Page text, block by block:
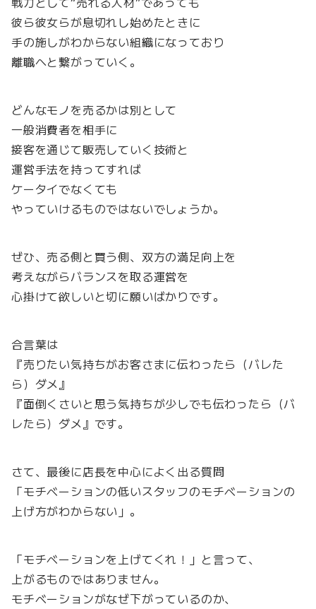
彼ら彼女らが息切れし始めたときに
手の施しがわからない組織になっており
離職へと繋がっていく。
どんなモノを売るかは別として
一般消費者を相手に
接客を通じて販売していく技術と
運営手法を持ってすれば
ケータイでなくても
やっていけるものではないでしょうか。
ぜひ、売る側と買う側、双方の満足向上を
考えながらバランスを取る運営を
心掛けて欲しいと切に願いばかりです。
合言葉は
『売りたい気持ちがお客さまに伝わったら（バレた
ら）ダメ』
『面倒くさいと思う気持ちが少しでも伝わったら（バ
レたら）ダメ』です。
さて、最後に店長を中心によく出る質問
「モチベーションの低いスタッフのモチベーションの
上げ方がわからない」。
「モチベーションを上げてくれ！」と言って、
上がるものではありません。
モチベーションがなぜ下がっているのか、